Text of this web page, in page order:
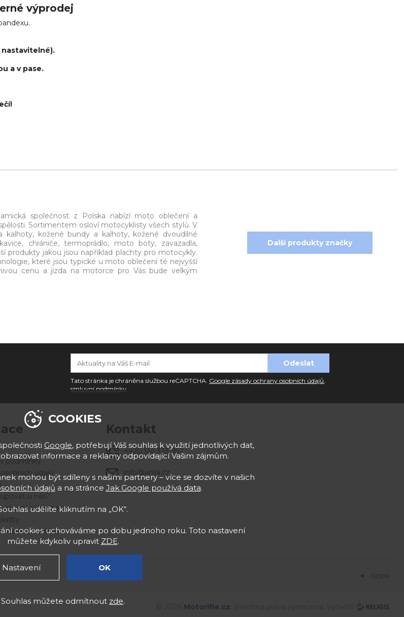
výprodej
nastavitelné).
a v pase.
společnost z Polska nabízí moto oblečení a
Sortimentem osloví motocyklisty všech stylů. V
kalhoty, kožené bundy a kalhoty, kožené dvoudílné
chrániče, termoprádlo, moto boty, zavazadla,
produkty jakou jsou například plachty pro motocykly.
které jsou typické u moto oblečení té nejvyšší
cenu a jízda na motorce pro Vás bude velkým
Další produkty značky
Tato stránka je chráněna službou reCAPTCHA. Google zásady ochrany osobních údajů
smluvní podmínky
podmínky
údajů
u nás?
vrácení, reklamace
cookies
Kontakt
+420 555 333 957
info@anila.cz
GDPR
Motorifle.cz
COOKIES
Google, potřebují Váš souhlas k využití jednotlivých dat,
informace a reklamy odpovídající Vašim zájmům.
mohou být sdíleny s našimi partnery – více se dozvíte v našich
údajů a na stránce Jak Google používá data.
udělíte kliknutím na „OK“.
cookies uchováváme po dobu jednoho roku. Toto nastavení
můžete kdykoliv upravit ZDE.
Nastavení OK
Souhlas můžete odmítnout zde.